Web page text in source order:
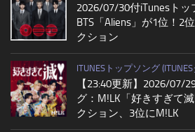
2026/07/30付iTunesトッ
BTS「Aliens」が1位！2
クション
ITUNESトップソング
【23:40更新】2026/07/
グ：M!LK「好きすぎて
クション、3位にM!LK